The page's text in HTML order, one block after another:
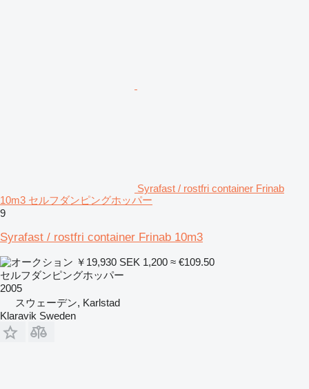
Syrafast / rostfri container Frinab
10m3 セルフダンピングホッパー
9
Syrafast / rostfri container Frinab 10m3
￥19,930 SEK 1,200 ≈ €109.50
セルフダンピングホッパー
2005
スウェーデン, Karlstad
Klaravik Sweden